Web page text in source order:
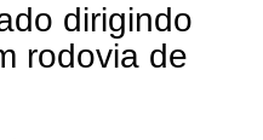
dirigindo
rodovia de